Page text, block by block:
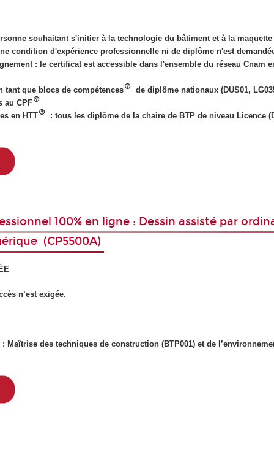
souhaitant s'initier à la technologie du bâtiment et à la
condition d'expérience professionnelle ni de diplôme n'est
: le certificat est accessible dans l'ensemble du réseau Cnam
tant que blocs de compétences
de diplôme nationaux (DUS01,
au CPF
en HTT
: tous les diplôme de la chaire de BTP de niveau Licence
100% en ligne : Dessin assisté par
(CP5500A)
n’est exigée.
Maîtrise des techniques de construction (BTP001) et de